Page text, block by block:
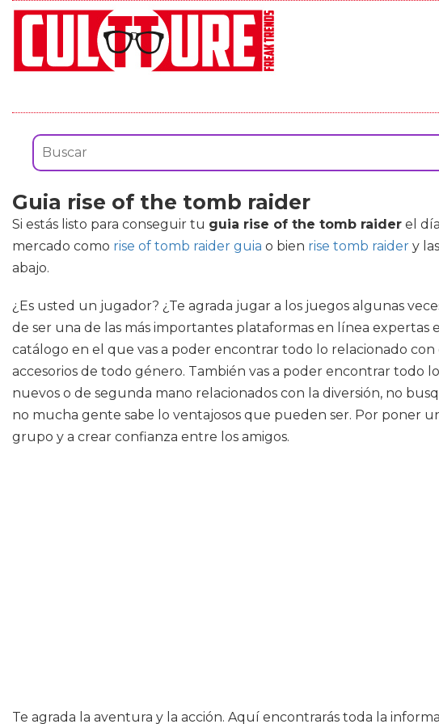
Guia rise of the tomb raider
Si estás listo para conseguir tu guia rise of the tomb raider el
mercado como rise of tomb raider guia o bien rise tomb raider y
abajo.
¿Es usted un jugador? ¿Te agrada jugar a los juegos algunas
de ser una de las más importantes plataformas en línea expertas
catálogo en el que vas a poder encontrar todo lo relacionado
accesorios de todo género. También vas a poder encontrar todo
nuevos o de segunda mano relacionados con la diversión, no
no mucha gente sabe lo ventajosos que pueden ser. Por poner
grupo y a crear confianza entre los amigos.
Te agrada la aventura y la acción. Aquí encontrarás toda la